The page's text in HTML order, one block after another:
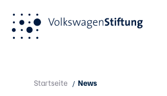
Startseite / News